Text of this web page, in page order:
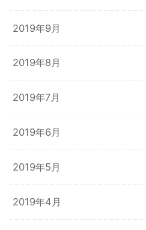
2019年9月
2019年8月
2019年7月
2019年6月
2019年5月
2019年4月